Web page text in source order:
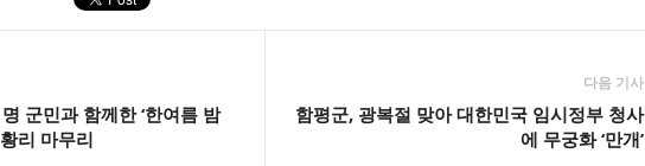
군민과 함께한 ‘한여름 밤
리 마무리
다음 기사
함평군, 광복절 맞아 대한민국 임시정부 청사
에 무궁화 ‘만개’